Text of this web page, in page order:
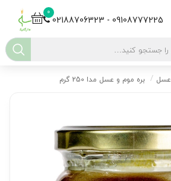
0
02188706323 - 09108777225
عسل بره موم و عسل مدا 250 گرم